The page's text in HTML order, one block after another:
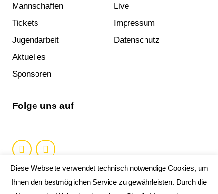
Mannschaften
Tickets
Jugendarbeit
Aktuelles
Sponsoren
Live
Impressum
Datenschutz
Folge uns auf
Diese Webseite verwendet technisch notwendige Cookies, um
Ihnen den bestmöglichen Service zu gewährleisten. Durch die